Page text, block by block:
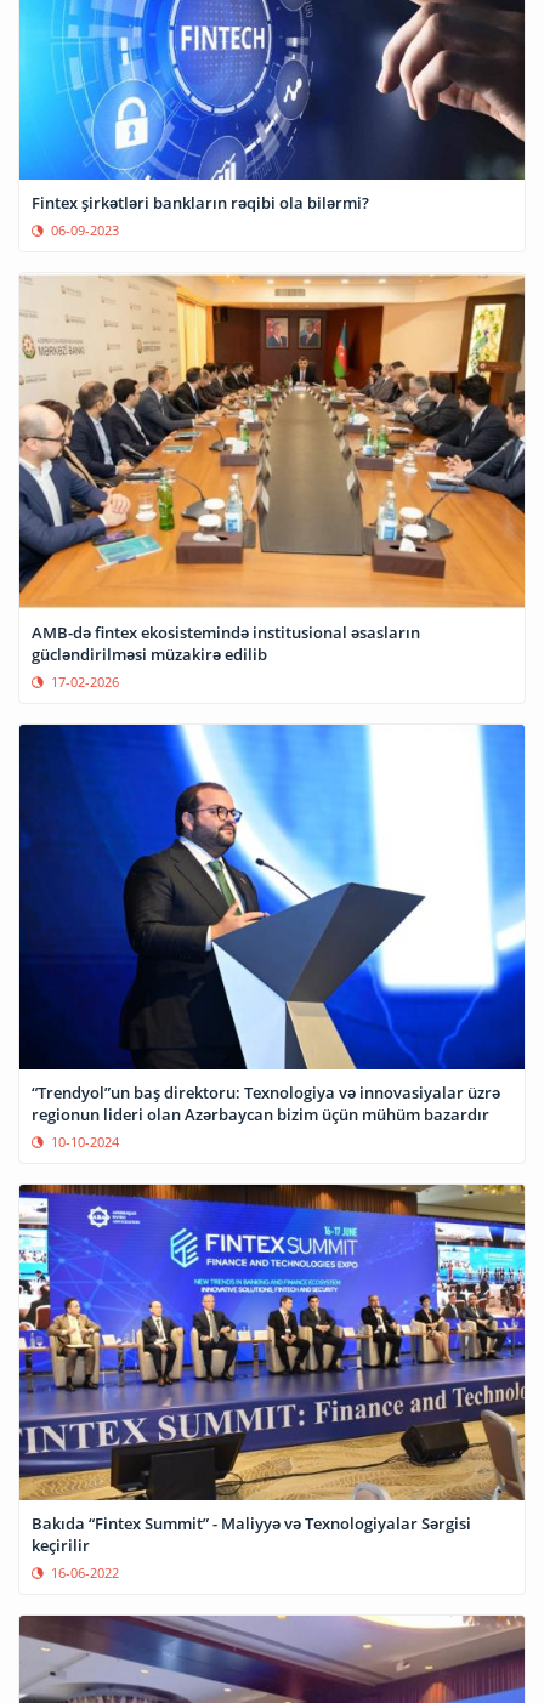
Fintex şirkətləri bankların rəqibi ola bilərmi?
06-09-2023
AMB-də fintex ekosistemində institusional əsasların
gücləndirilməsi müzakirə edilib
17-02-2026
“Trendyol”un baş direktoru: Texnologiya və innovasiyalar üzrə
regionun lideri olan Azərbaycan bizim üçün mühüm bazardır
10-10-2024
Bakıda “Fintex Summit” - Maliyyə və Texnologiyalar Sərgisi
keçirilir
16-06-2022